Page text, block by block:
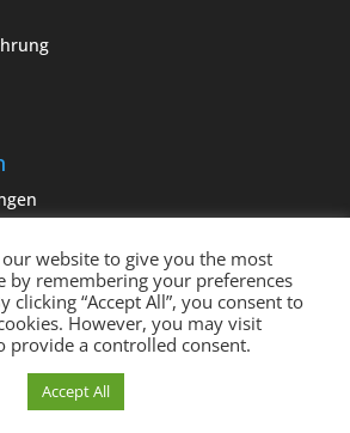
2023 | Designed by
| Supported by
website to give you the most
by remembering your preferences
clicking “Accept All”, you consent to
However, you may visit
provide a controlled consent.
Accept All